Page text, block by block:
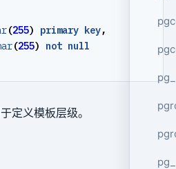
(255) primary key,
(255) not null
定义模板层级。